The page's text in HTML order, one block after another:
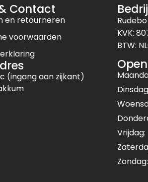
Contact
en retourneren
voorwaarden
(ingang aan zijkant)
KVK:
BTW:
Vrijdag:
Zondag: